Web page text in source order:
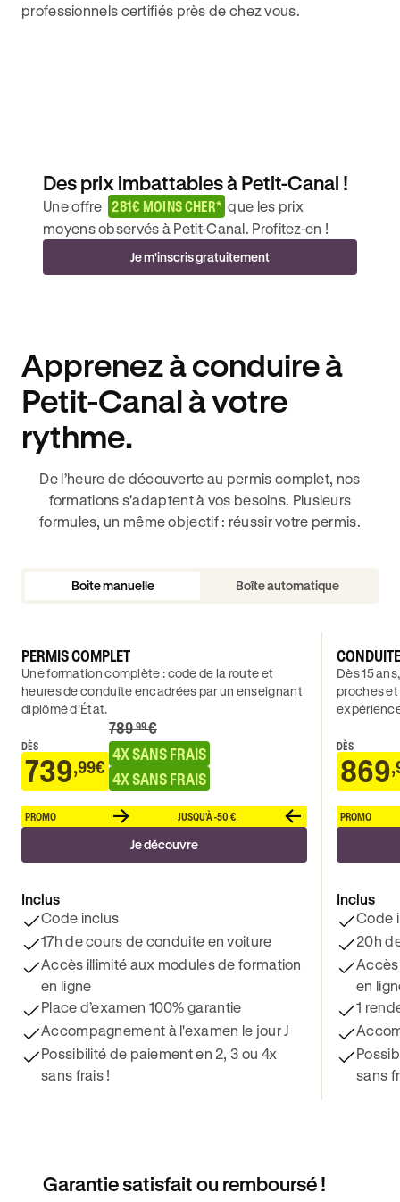
professionnels certifiés près de chez vous.
Des prix imbattables à Petit-Canal !
Une offre 281€ MOINS CHER* que les prix
moyens observés à Petit-Canal. Profitez-en !
Je m'inscris gratuitement
Apprenez à conduire à
Petit-Canal à votre
rythme.
De l’heure de découverte au permis complet, nos
formations s'adaptent à vos besoins. Plusieurs
formules, un même objectif : réussir votre permis.
Boite manuelle Boîte automatique
PERMIS COMPLET
Une formation complète : code de la route et
heures de conduite encadrées par un enseignant
diplômé d’État.
DÈS
739,99€
789 .99€
4X SANS FRAIS
4X SANS FRAIS
PROMO JUSQU'À -50 €
Je découvre
Inclus
Code inclus
17h de cours de conduite en voiture
Accès illimité aux modules de formation
en ligne
Place d’examen 100% garantie
Accompagnement à l'examen le jour J
Possibilité de paiement en 2, 3 ou 4x
sans frais !
Dès 15
proches
DÈS
869
PROMO
Inclus
Code
20h
en
1
sans
Garantie satisfait ou remboursé !